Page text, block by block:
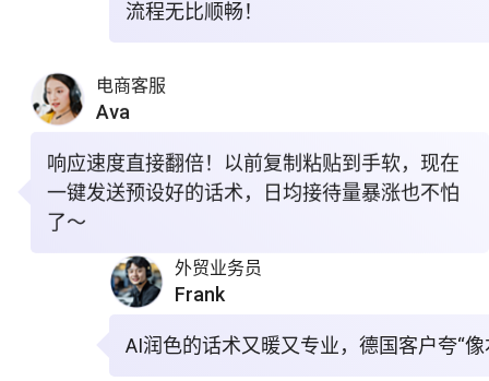
流程无比顺畅！
电商客服
Ava
响应速度直接翻倍！以前复制粘贴到手软，现在
一键发送预设好的话术，日均接待量暴涨也不怕
了～
外贸业务员
Frank
AI润色的话术又暖又专业，德国客户夸“